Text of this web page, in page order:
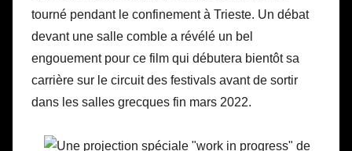
tourné pendant le confinement à Trieste. Un débat
devant une salle comble a révélé un bel
engouement pour ce film qui débutera bientôt sa
carrière sur le circuit des festivals avant de sortir
dans les salles grecques fin mars 2022.